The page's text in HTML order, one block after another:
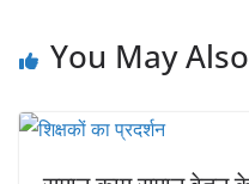
p o
You May